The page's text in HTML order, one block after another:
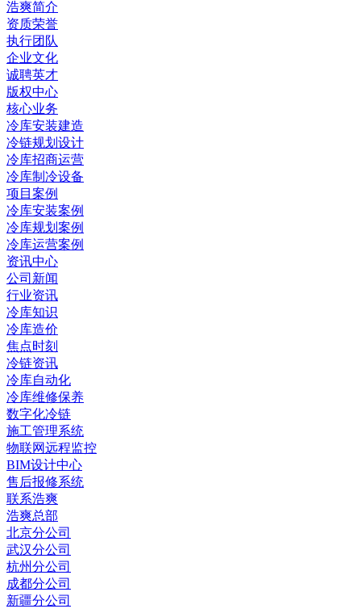
浩爽简介
资质荣誉
执行团队
企业文化
诚聘英才
版权中心
核心业务
冷库安装建造
冷链规划设计
冷库招商运营
冷库制冷设备
项目案例
冷库安装案例
冷库规划案例
冷库运营案例
资讯中心
公司新闻
行业资讯
冷库知识
冷库造价
焦点时刻
冷链资讯
冷库自动化
冷库维修保养
数字化冷链
施工管理系统
物联网远程监控
BIM设计中心
售后报修系统
联系浩爽
浩爽总部
北京分公司
武汉分公司
杭州分公司
成都分公司
新疆分公司